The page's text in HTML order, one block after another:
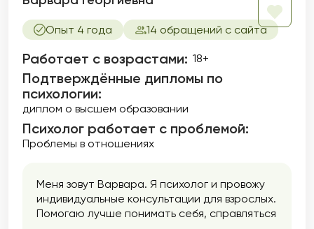
Опыт 4 года 14 обращений с сайта
Работает с возрастами: 18+
Подтверждённые дипломы по
психологии:
диплом о высшем образовании
Психолог работает с проблемой:
Проблемы в отношениях
Меня зовут Варвара. Я психолог и провожу
индивидуальные консультации для взрослых.
Помогаю лучше понимать себя, справляться